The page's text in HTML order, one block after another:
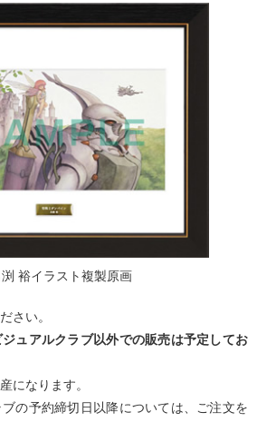
裕イラスト複製原画
さい。
ュアルクラブ以外での販売は予定してお
になります。
の予約締切日以降については、ご注文を